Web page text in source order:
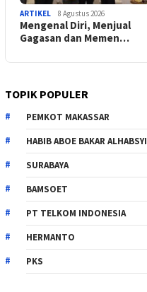
ARTIKEL 8 Agustus 2026
Mengenal Diri, Menjual
Gagasan dan Memen…
TOPIK POPULER
PEMKOT MAKASSAR
HABIB ABOE BAKAR ALHABSYI
SURABAYA
BAMSOET
PT TELKOM INDONESIA
HERMANTO
PKS